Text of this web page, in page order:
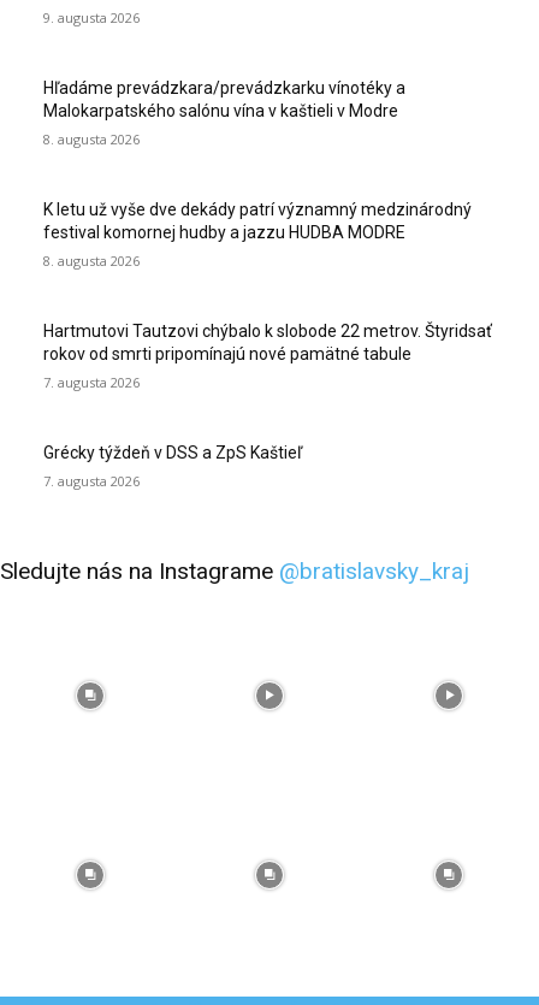
9. augusta 2026
Hľadáme prevádzkara/prevádzkarku vínotéky a
Malokarpatského salónu vína v kaštieli v Modre
8. augusta 2026
K letu už vyše dve dekády patrí významný medzinárodný
festival komornej hudby a jazzu HUDBA MODRE
8. augusta 2026
Hartmutovi Tautzovi chýbalo k slobode 22 metrov. Štyridsať
rokov od smrti pripomínajú nové pamätné tabule
7. augusta 2026
Grécky týždeň v DSS a ZpS Kaštieľ
7. augusta 2026
Sledujte nás na Instagrame @bratislavsky_kraj